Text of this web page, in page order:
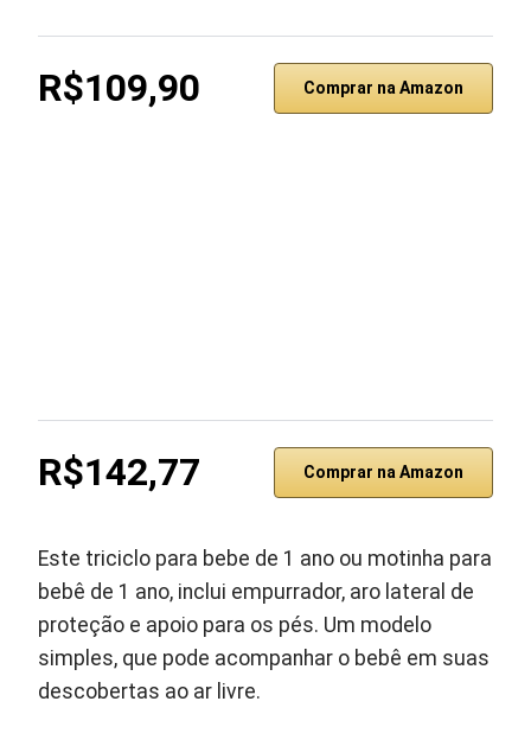
R$109,90 Comprar na Amazon
R$142,77 Comprar na Amazon
Este triciclo para bebe de 1 ano ou motinha para
bebê de 1 ano, inclui empurrador, aro lateral de
proteção e apoio para os pés. Um modelo
simples, que pode acompanhar o bebê em suas
descobertas ao ar livre.